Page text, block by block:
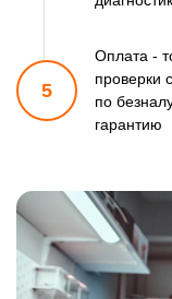
5
Оплата -
проверки
по
гарантию